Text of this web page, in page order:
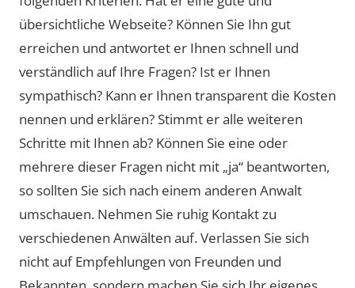
übersichtliche Webseite? Können Sie Ihn gut
erreichen und antwortet er Ihnen schnell und
verständlich auf Ihre Fragen? Ist er Ihnen
sympathisch? Kann er Ihnen transparent die Kosten
nennen und erklären? Stimmt er alle weiteren
Schritte mit Ihnen ab? Können Sie eine oder
mehrere dieser Fragen nicht mit „ja“ beantworten,
so sollten Sie sich nach einem anderen Anwalt
umschauen. Nehmen Sie ruhig Kontakt zu
verschiedenen Anwälten auf. Verlassen Sie sich
nicht auf Empfehlungen von Freunden und